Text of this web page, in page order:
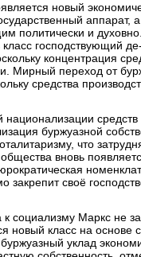
новый
аппарат,
политически и
господствующий
концентрация
Мирный переход от
средства
средств
буржуазной
что
вновь
закрепит своё
социализму Маркс не
новый класс на основе
уклад